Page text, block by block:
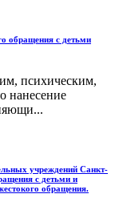
обращения с детьми
психическим,
нанесение
учреждений Санкт-
с детьми и
обращения.